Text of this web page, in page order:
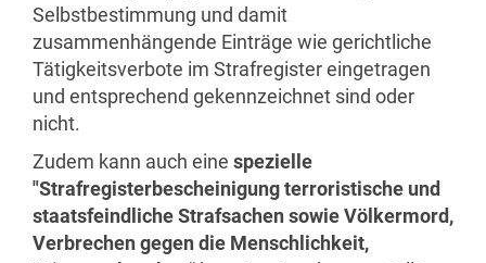
Selbstbestimmung und damit
zusammenhängende Einträge wie gerichtliche
Tätigkeitsverbote im Strafregister eingetragen
und entsprechend gekennzeichnet sind oder
nicht.
Zudem kann auch eine spezielle
"Strafregisterbescheinigung terroristische und
staatsfeindliche Strafsachen sowie Völkermord,
Verbrechen gegen die Menschlichkeit,